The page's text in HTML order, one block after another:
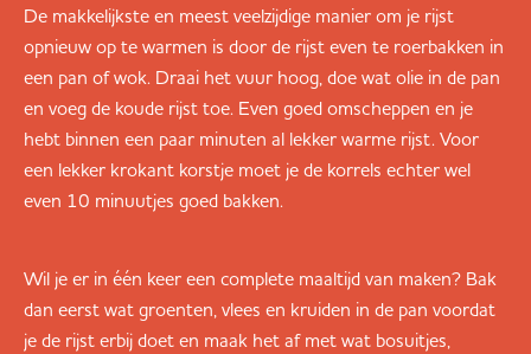
De makkelijkste en meest veelzijdige manier om je rijst
opnieuw op te warmen is door de rijst even te roerbakken in
een pan of wok. Draai het vuur hoog, doe wat olie in de pan
en voeg de koude rijst toe. Even goed omscheppen en je
hebt binnen een paar minuten al lekker warme rijst. Voor
een lekker krokant korstje moet je de korrels echter wel
even 10 minuutjes goed bakken.
Wil je er in één keer een complete maaltijd van maken? Bak
dan eerst wat groenten, vlees en kruiden in de pan voordat
je de rijst erbij doet en maak het af met wat bosuitjes,